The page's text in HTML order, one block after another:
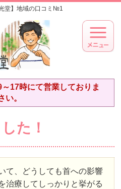
堂】地域の口コミ№1
17時にて営業しておりま
い。
た！
て、どうしても首への影響
治療してしっかりと挙がる